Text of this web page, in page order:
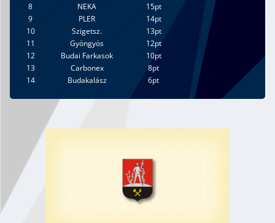
8
NEKA
15pt
9
PLER
14pt
10
Szigetsz.
13pt
11
Gyöngyös
12pt
12
Budai Farkasok
10pt
13
Carbonex
8pt
14
Budakalász 6pt